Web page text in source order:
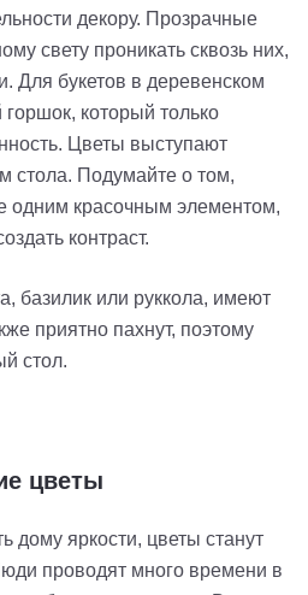
декору. Прозрачные
свету проникать сквозь них,
Для букетов в деревенском
который только
Цветы выступают
стола. Подумайте о том,
одним красочным элементом,
контраст.
базилик или руккола, имеют
приятно пахнут, поэтому
стол.
цветы
дому яркости, цветы станут
проводят много времени в